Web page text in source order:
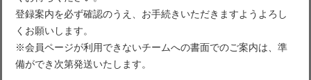
登録案内を必ず確認のうえ、お手続きいただきますようよろし
くお願いします。
※会員ページが利用できないチームへの書面でのご案内は、準
備ができ次第発送いたします。